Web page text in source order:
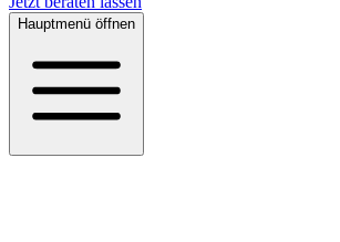
Hauptmenü öffnen